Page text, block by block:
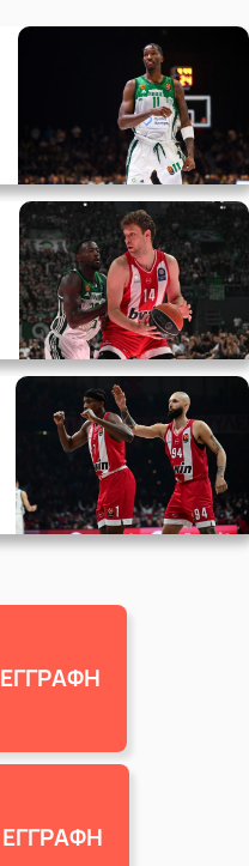
ΕΓΓΡΑΦΗ
ΕΓΓΡΑΦΗ